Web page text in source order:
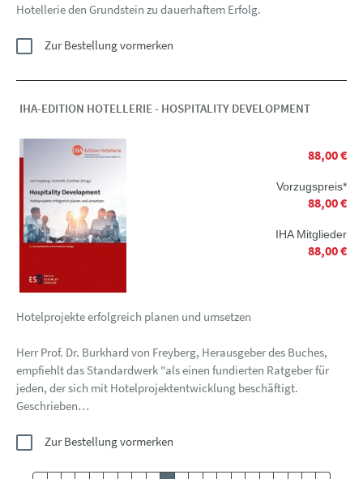
Hotellerie den Grundstein zu dauerhaftem Erfolg.
Zur Bestellung vormerken
IHA-EDITION HOTELLERIE - HOSPITALITY DEVELOPMENT
88,00 €
Vorzugspreis*
88,00 €
IHA Mitglieder
88,00 €
Hotelprojekte erfolgreich planen und umsetzen
Herr Prof. Dr. Burkhard von Freyberg, Herausgeber des Buches,
empfiehlt das Standardwerk "als einen fundierten Ratgeber für
jeden, der sich mit Hotelprojektentwicklung beschäftigt.
Geschrieben…
Zur Bestellung vormerken